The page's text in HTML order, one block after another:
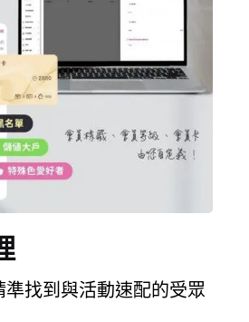
找到與活動速配的受眾